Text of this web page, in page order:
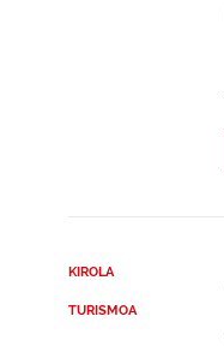
KIROLA
TURISMOA